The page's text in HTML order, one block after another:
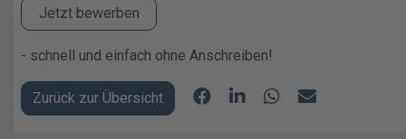
Jetzt bewerben
- schnell und einfach ohne Anschreiben!
Zurück zur Übersicht